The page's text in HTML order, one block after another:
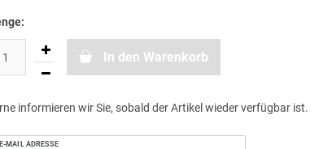
In den Warenkorb
informieren wir Sie, sobald der Artikel wieder verfügbar ist.
E-MAIL ADRESSE